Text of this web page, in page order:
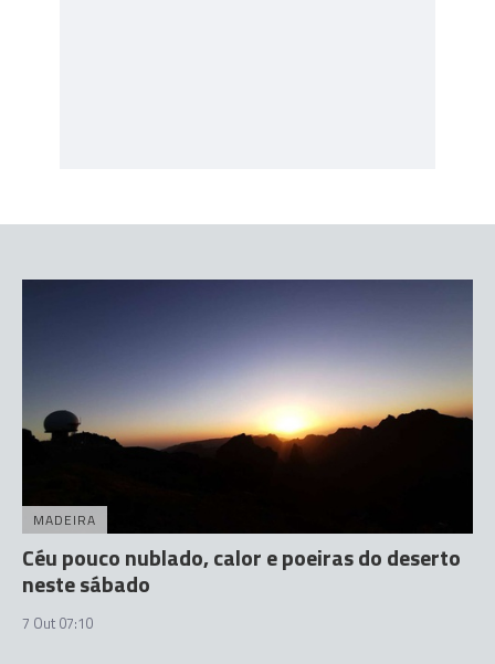
MADEIRA
Céu pouco nublado, calor e poeiras do deserto
neste sábado
7 Out 07:10